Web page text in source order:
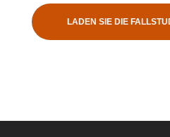
LADEN SIE DIE